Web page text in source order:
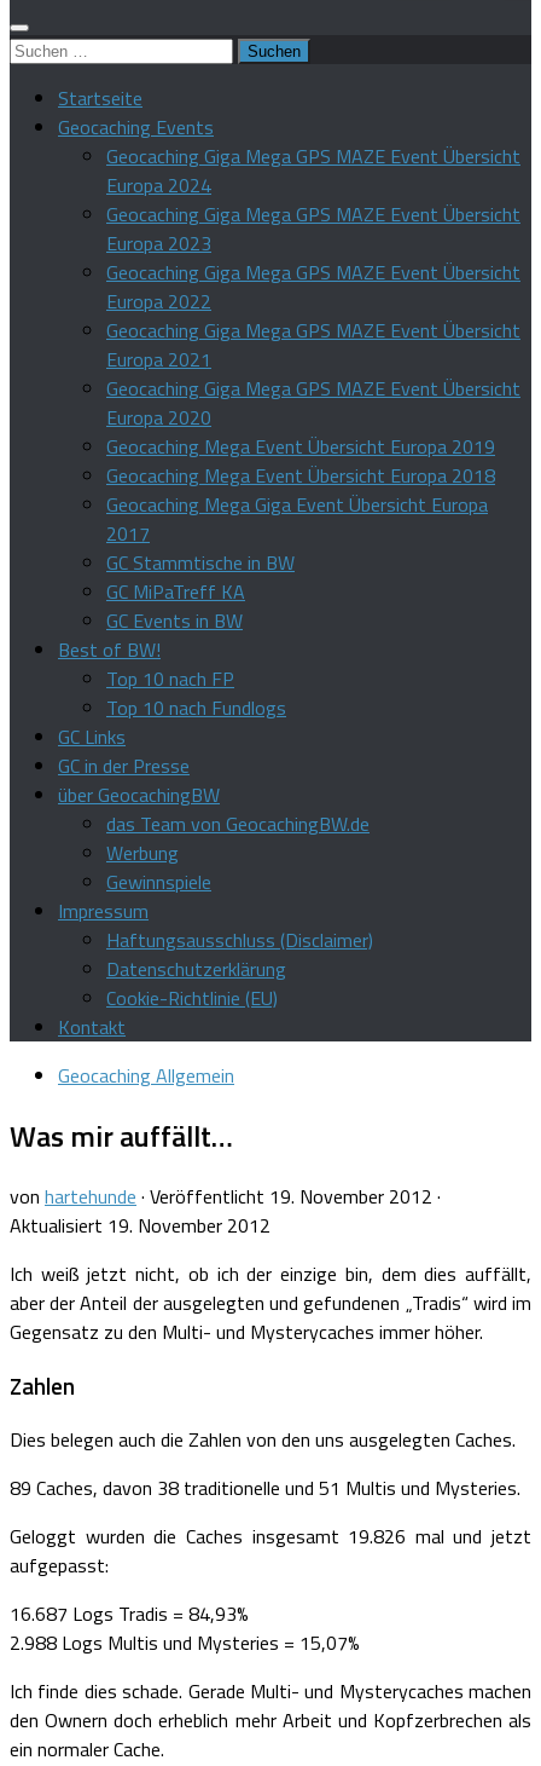
Suchen
Startseite
Geocaching Events
Geocaching Giga Mega GPS MAZE Event Übersicht
Europa 2024
Geocaching Giga Mega GPS MAZE Event Übersicht
Europa 2023
Geocaching Giga Mega GPS MAZE Event Übersicht
Europa 2022
Geocaching Giga Mega GPS MAZE Event Übersicht
Europa 2021
Geocaching Giga Mega GPS MAZE Event Übersicht
Europa 2020
Geocaching Mega Event Übersicht Europa 2019
Geocaching Mega Event Übersicht Europa 2018
Geocaching Mega Giga Event Übersicht Europa
2017
GC Stammtische in BW
GC MiPaTreff KA
GC Events in BW
Best of BW!
Top 10 nach FP
Top 10 nach Fundlogs
GC Links
GC in der Presse
über GeocachingBW
das Team von GeocachingBW.de
Werbung
Gewinnspiele
Impressum
Haftungsausschluss (Disclaimer)
Datenschutzerklärung
Cookie-Richtlinie (EU)
Kontakt
Geocaching Allgemein
Was mir auffällt…
von hartehunde · Veröffentlicht 19. November 2012 ·
Aktualisiert 19. November 2012
Ich weiß jetzt nicht, ob ich der einzige bin, dem dies auffällt,
aber der Anteil der ausgelegten und gefundenen „Tradis“ wird im
Gegensatz zu den Multi- und Mysterycaches immer höher.
Zahlen
Dies belegen auch die Zahlen von den uns ausgelegten Caches.
89 Caches, davon 38 traditionelle und 51 Multis und Mysteries.
Geloggt wurden die Caches insgesamt 19.826 mal und jetzt
aufgepasst:
16.687 Logs Tradis = 84,93%
2.988 Logs Multis und Mysteries = 15,07%
Ich finde dies schade. Gerade Multi- und Mysterycaches machen
den Ownern doch erheblich mehr Arbeit und Kopfzerbrechen als
ein normaler Cache.